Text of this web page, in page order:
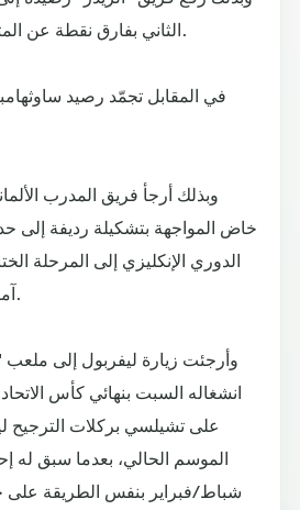
الثاني بفارق نقطة عن المتصدّر مانشستر سيتي.
وبذلك أرجأ فريق المدرب
خاض المواجهة بتشكيلة رديفة إلى
الدوري الإنكليزي إلى المرحلة
آماله بالرباعية التاريخية.
وأرجئت زيارة ليفربول إلى
انشغاله السبت بنهائي كأس
على تشيلسي بركلات الترجيح
الموسم الحالي، بعدما سبق له
شباط/فبراير بنفس الطريقة